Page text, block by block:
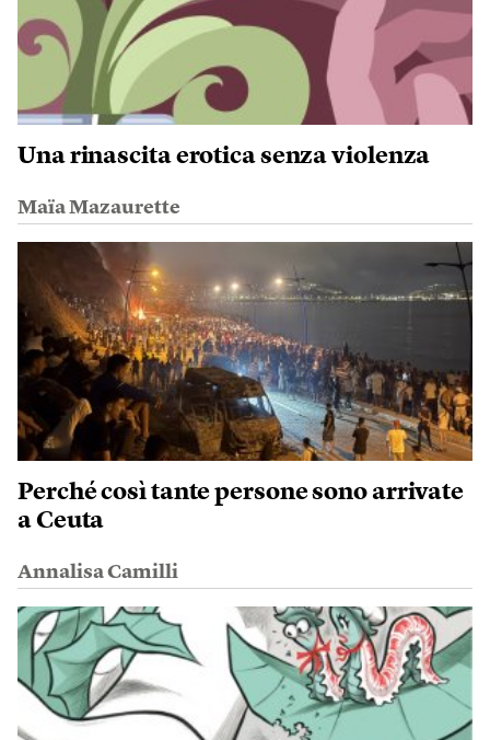
Una rinascita erotica senza violenza
Maïa Mazaurette
Perché così tante persone sono arrivate
a Ceuta
Annalisa Camilli